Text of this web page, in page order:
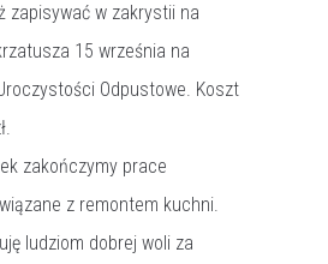
zapisywać w zakrystii na
15 września na
Odpustowe. Koszt
zakończymy prace
z remontem kuchni.
ludziom dobrej woli za